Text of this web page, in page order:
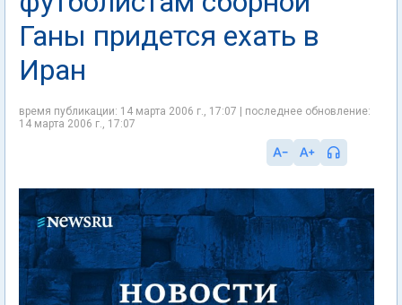
Ганы придется ехать в
Иран
время публикации: 14 марта 2006 г., 17:07 | последнее обновление:
14 марта 2006 г., 17:07